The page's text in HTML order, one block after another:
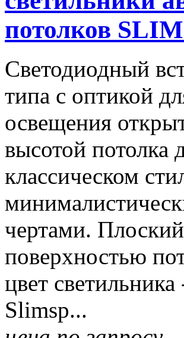
потолков
Светодиодный
типа с оптикой
освещения
высотой потолка
классическом
чертами.
поверхностью
цвет
Slimsp...